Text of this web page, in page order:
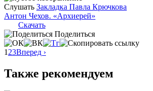
Слушать Закладка Павла Крючкова
Антон Чехов. «Архиерей»
Скачать
Поделиться
1 23Вперед ›
Также рекомендуем